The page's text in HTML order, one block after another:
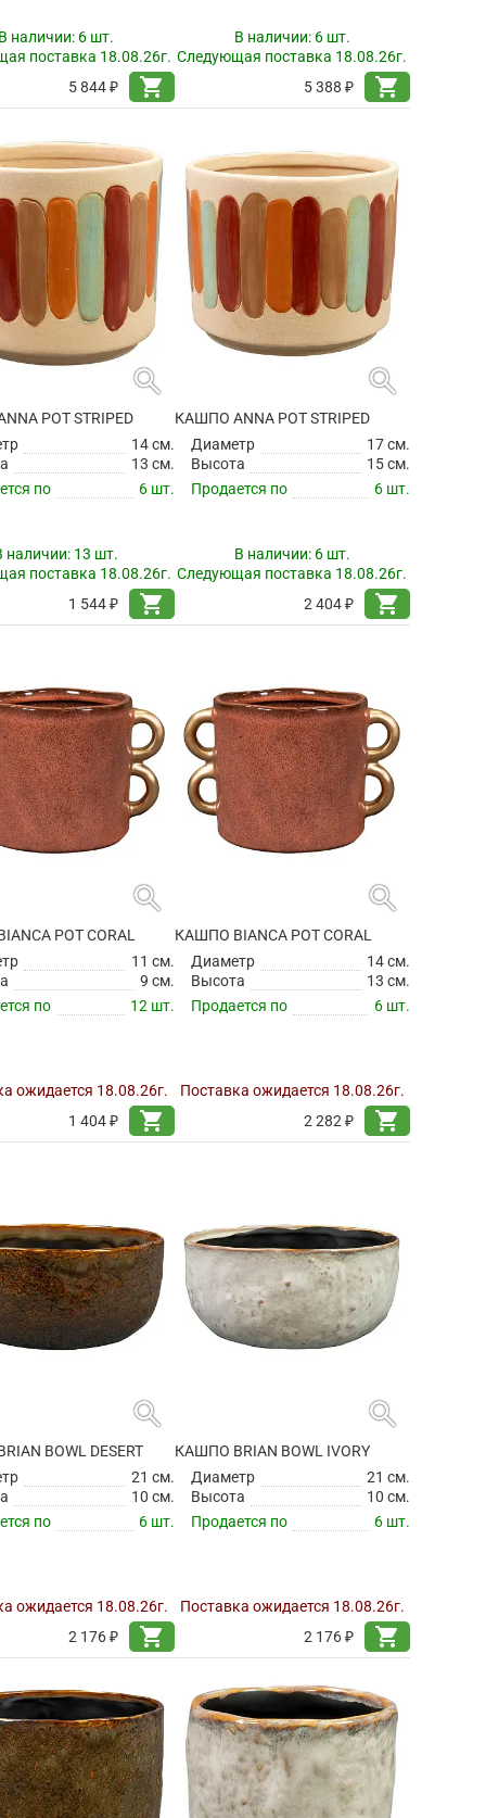
наличии: 6 шт.
поставка 18.08.26г.
5 844 ₽
shopping_cart
В наличии: 6 шт.
Следующая поставка 18.08.26г.
5 388 ₽
shopping_cart
search
POT STRIPED
14 см.
13 см.
по
6 шт.
наличии: 13 шт.
поставка 18.08.26г.
1 544 ₽
shopping_cart
search
КАШПО ANNA POT STRIPED
Диаметр
17 см.
Высота
15 см.
Продается по
6 шт.
В наличии: 6 шт.
Следующая поставка 18.08.26г.
2 404 ₽
shopping_cart
search
POT CORAL
11 см.
9 см.
по
12 шт.
ожидается 18.08.26г.
1 404 ₽
shopping_cart
search
КАШПО BIANCA POT CORAL
Диаметр
14 см.
Высота
13 см.
Продается по
6 шт.
Поставка ожидается 18.08.26г.
2 282 ₽
shopping_cart
search
BOWL DESERT
21 см.
10 см.
по
6 шт.
ожидается 18.08.26г.
2 176 ₽
shopping_cart
search
КАШПО BRIAN BOWL IVORY
Диаметр
21 см.
Высота
10 см.
Продается по
6 шт.
Поставка ожидается 18.08.26г.
2 176 ₽
shopping_cart